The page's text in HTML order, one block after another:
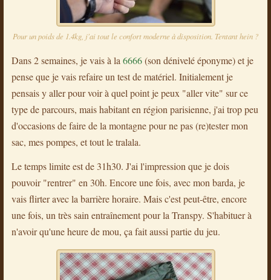
Pour un poids de 1.4kg, j'ai tout le confort moderne à disposition. Tentant hein ?
Dans 2 semaines, je vais à la 6666(son dénivelé éponyme) et je
pense que je vais refaire un test de matériel. Initialement je
pensais y aller pour voir à quel point je peux "aller vite" sur ce
type de parcours, mais habitant en région parisienne, j'ai trop peu
d'occasions de faire de la montagne pour ne pas (re)tester mon
sac, mes pompes, et tout le tralala.
Le temps limite est de 31h30. J'ai l'impression que je dois
pouvoir "rentrer" en 30h. Encore une fois, avec mon barda, je
vais flirter avec la barrière horaire. Mais c'est peut-être, encore
une fois, un très sain entraînement pour la Transpy. S'habituer à
n'avoir qu'une heure de mou, ça fait aussi partie du jeu.